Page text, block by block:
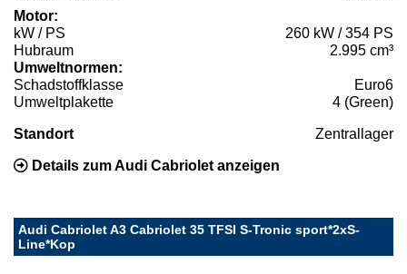
Motor:
kW / PS
260 kW / 354 PS
Hubraum
2.995 cm³
Umweltnormen:
Schadstoffklasse
Euro6
Umweltplakette
4 (Green)
Standort Zentrallager
Details zum Audi Cabriolet anzeigen
Audi Cabriolet A3 Cabriolet 35 TFSI S-Tronic sport*2xS-
Line*Kop